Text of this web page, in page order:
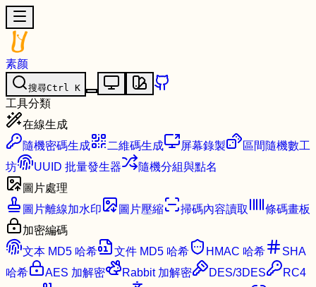
素颜
搜尋Ctrl K
工具分類
在線生成
隨機密碼生成
二維碼生成 屏幕錄製
區間隨機數工
坊
UUID 批量發生器
隨機分組與點名
圖片處理
圖片離線加水印
圖片壓縮 掃碼內容讀取
條碼畫板
加密編碼
文本 MD5 哈希
文件 MD5 哈希 HMAC 哈希
SHA
哈希
AES 加解密 Rabbit 加解密 DES/3DES
RC4